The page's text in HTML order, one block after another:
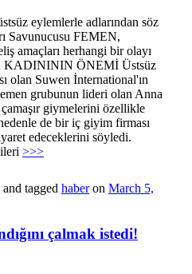
eylemlerle adlarından söz
Savunucusu FEMEN,
amaçları herhangi bir olayı
KADINININ ÖNEMİ Üstsüz
olan Suwen İnternational'ın
grubunun lideri olan Anna
çamaşır giymelerini özellikle
de bir iç giyim firması
edeceklerini söyledi.
>>>
and tagged haberon March 5,
çalmak istedi!